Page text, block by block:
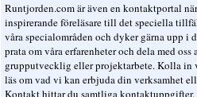
Runtjorden.com är även en kontaktportal
inspirerande föreläsare till det speciella
våra specialområden och dyker gärna upp i
prata om våra erfarenheter och dela med
grupputvecklig eller projektarbete. Kolla in
läs om vad vi kan erbjuda din verksamhet
Kontakt hittar du samtliga kontaktuppgifter.